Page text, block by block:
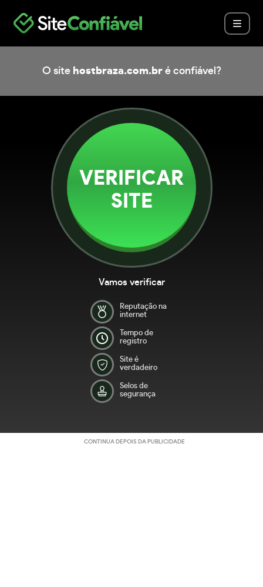
O site hostbraza.com.bré confiável?
VERIFICAR
SITE
Vamos verificar
Reputação na
internet
Tempo de
registro
Site é
verdadeiro
Selos de
segurança
CONTINUA DEPOIS DA PUBLICIDADE